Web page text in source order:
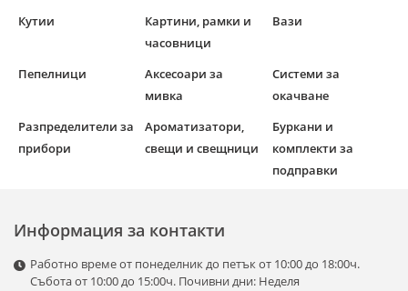
Кутии
Картини, рамки и
часовници
Вази
Пепелници
Аксесоари за
мивка
Системи за
окачване
Разпределители за
прибори
Ароматизатори,
свещи и свещници
Буркани и
комплекти за
подправки
Информация за контакти
Работно време от понеделник до петък от 10:00 до 18:00ч.
Събота от 10:00 до 15:00ч. Почивни дни: Неделя